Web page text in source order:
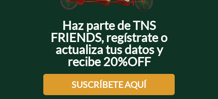
Haz parte de TNS
FRIENDS, regístrate o